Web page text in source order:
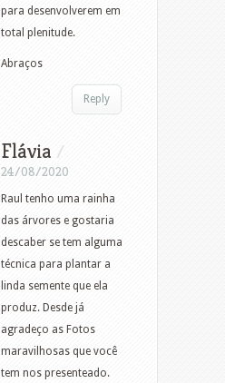
para desenvolverem em
total plenitude.
Abraços
Reply
Flávia /
24/08/2020
Raul tenho uma rainha
das árvores e gostaria
descaber se tem alguma
técnica para plantar a
linda semente que ela
produz. Desde já
agradeço as Fotos
maravilhosas que você
tem nos presenteado.